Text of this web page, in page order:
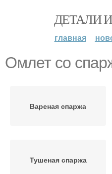
ДЕТАЛИ
главная
Омлет со
Вареная спаржа
Тушеная спаржа